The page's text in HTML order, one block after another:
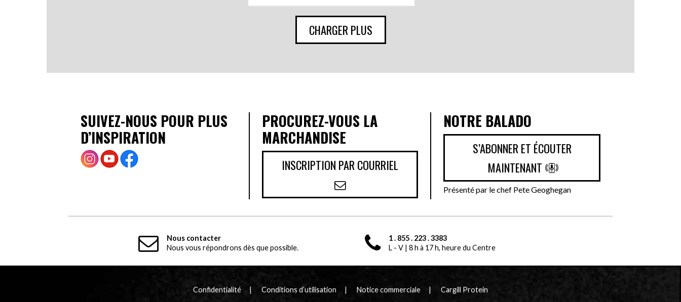
CHARGER PLUS
SUIVEZ-NOUS POUR PLUS
D’INSPIRATION
PROCUREZ-VOUS LA
MARCHANDISE
NOTRE BALADO
S’ABONNER ET ÉCOUTER
MAINTENANT
Présenté par le chef Pete Geoghegan
Nous contacter
Nous vous répondrons dès que possible.
1 . 855 . 223 . 3383
L - V | 8 h à 17 h, heure du Centre
Confidentialité Conditions d’utilisation Notice commerciale Cargill Protein